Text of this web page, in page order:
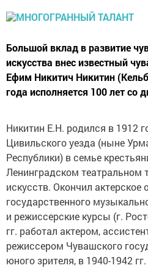
Большой вклад в развитие
искусства внес известный
Ефим Никитич Никитин
года исполняется 100 лет со
Никитин Е.Н. родился в 1912
Цивильского уезда (ныне
Республики) в семье
Ленинградском театральном
искусств. Окончил актерское
государственного
и режиссерские курсы (г.
гг. работал актером,
режиссером Чувашского
юного зрителя, в 1940-1942